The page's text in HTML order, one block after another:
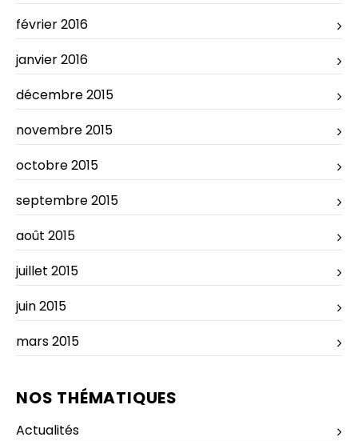
février 2016
janvier 2016
décembre 2015
novembre 2015
octobre 2015
septembre 2015
août 2015
juillet 2015
juin 2015
mars 2015
NOS THÉMATIQUES
Actualités